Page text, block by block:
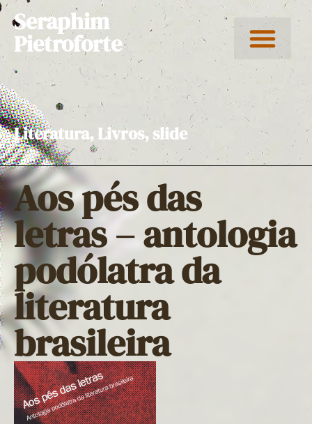
Seraphim
Pietroforte
Literatura,Livros, slide
Aos pés das
letras – antologia
podólatra da
literatura
brasileira